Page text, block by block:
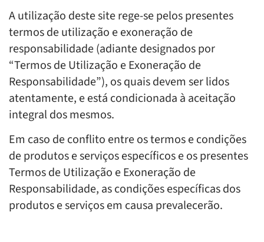
A utilização deste site rege-se pelos presentes
termos de utilização e exoneração de
responsabilidade (adiante designados por
“Termos de Utilização e Exoneração de
Responsabilidade”), os quais devem ser lidos
atentamente, e está condicionada à aceitação
integral dos mesmos.
Em caso de conflito entre os termos e condições
de produtos e serviços específicos e os presentes
Termos de Utilização e Exoneração de
Responsabilidade, as condições específicas dos
produtos e serviços em causa prevalecerão.